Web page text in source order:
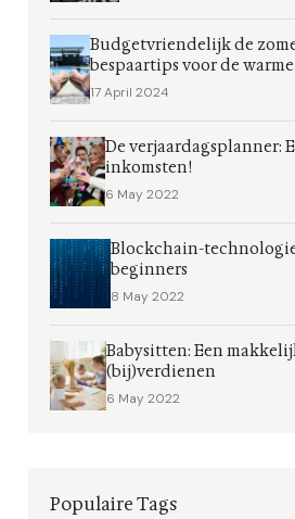
Budgetvriendelijk de
bespaartips voor de
17 April 2024
De verjaardagsplanner:
inkomsten!
6 May 2022
Blockchain-
beginners
8 May 2022
Babysitten: Een
(bij)verdienen
6 May 2022
Populaire Tags